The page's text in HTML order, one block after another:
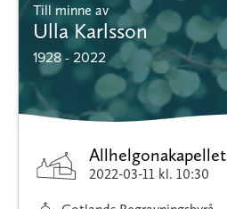
Till minne av
Ulla Karlsson
1928 - 2022
Allhelgonakapellet
2022-03-11 kl. 10:30